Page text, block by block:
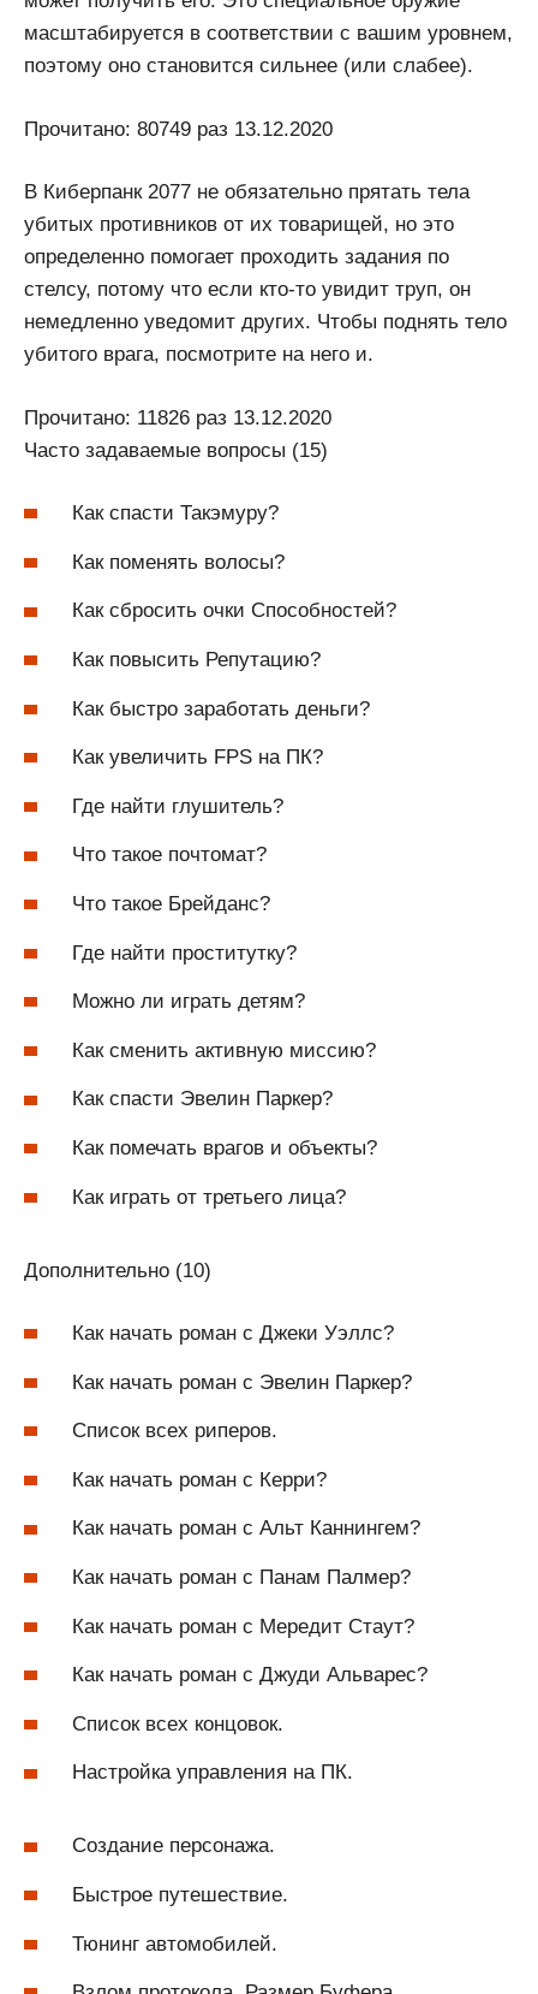
масштабируется в соответствии с вашим уровнем,
поэтому оно становится сильнее (или слабее).
Прочитано: 80749 раз 13.12.2020
В Киберпанк 2077 не обязательно прятать тела
убитых противников от их товарищей, но это
определенно помогает проходить задания по
стелсу, потому что если кто-то увидит труп, он
немедленно уведомит других. Чтобы поднять тело
убитого врага, посмотрите на него и.
Прочитано: 11826 раз 13.12.2020
Часто задаваемые вопросы (15)
Как спасти Такэмуру?
Как поменять волосы?
Как сбросить очки Способностей?
Как повысить Репутацию?
Как быстро заработать деньги?
Как увеличить FPS на ПК?
Где найти глушитель?
Что такое почтомат?
Что такое Брейданс?
Где найти проститутку?
Можно ли играть детям?
Как сменить активную миссию?
Как спасти Эвелин Паркер?
Как помечать врагов и объекты?
Как играть от третьего лица?
Дополнительно (10)
Как начать роман с Джеки Уэллс?
Как начать роман с Эвелин Паркер?
Список всех риперов.
Как начать роман с Керри?
Как начать роман с Альт Каннингем?
Как начать роман с Панам Палмер?
Как начать роман с Мередит Стаут?
Как начать роман с Джуди Альварес?
Список всех концовок.
Настройка управления на ПК.
Создание персонажа.
Быстрое путешествие.
Тюнинг автомобилей.